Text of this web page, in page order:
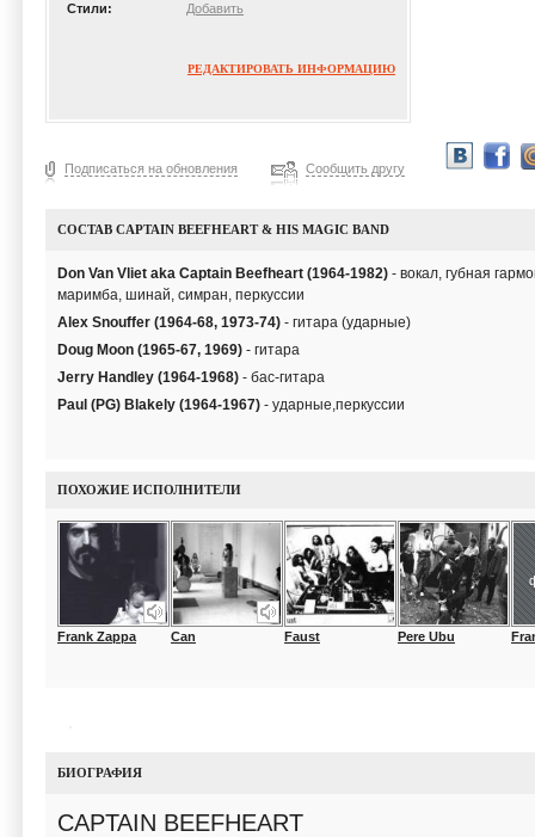
Стили:
Добавить
РЕДАКТИРОВАТЬ ИНФОРМАЦИЮ
Подписаться на обновления Сообщить другу
СОСТАВ CAPTAIN BEEFHEART & HIS MAGIC BAND
Don Van Vliet aka Captain Beefheart (1964-1982) - вокал, губная
маримба, шинай, симран, перкуссии
Alex Snouffer (1964-68, 1973-74) - гитара (ударные)
Doug Moon (1965-67, 1969) - гитара
Jerry Handley (1964-1968) - бас-гитара
Paul (PG) Blakely (1964-1967) - ударные,перкуссии
ПОХОЖИЕ ИСПОЛНИТЕЛИ
Frank Zappa Can Faust Pere Ubu
БИОГРАФИЯ
CAPTAIN BEEFHEART